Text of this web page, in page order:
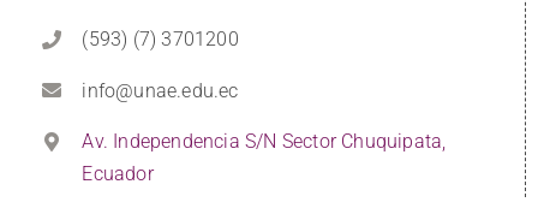
(593) (7) 3701200
info@unae.edu.ec
Av. Independencia S/N Sector Chuquipata,
Ecuador